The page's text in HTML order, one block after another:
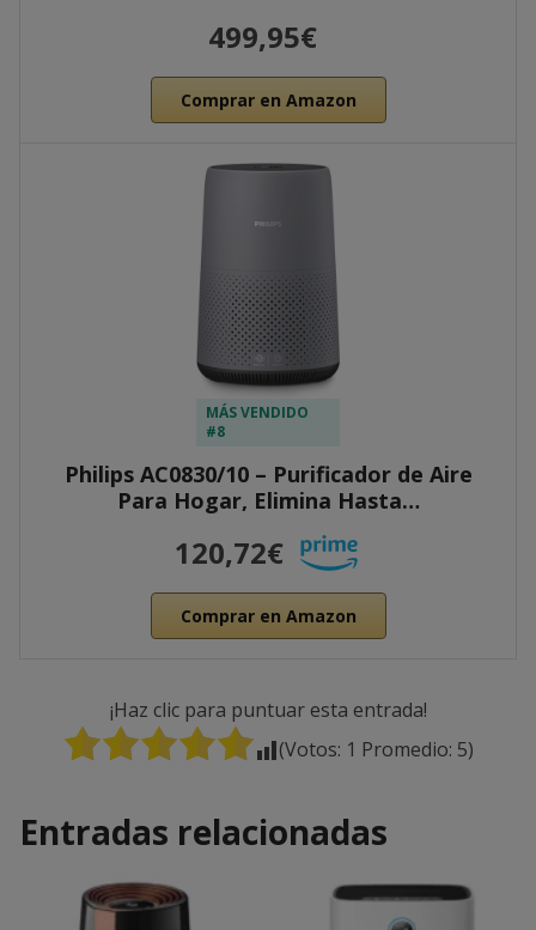
499,95€
Comprar en Amazon
MÁS VENDIDO
#8
Philips AC0830/10 – Purificador de Aire
Para Hogar, Elimina Hasta…
120,72€
Comprar en Amazon
¡Haz clic para puntuar esta entrada!
(Votos: 1 Promedio: 5)
Entradas relacionadas